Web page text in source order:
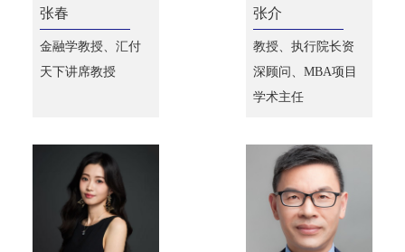
张春
金融学教授、汇付
天下讲席教授
张介
教授、执行院长资
深顾问、MBA项目
学术主任